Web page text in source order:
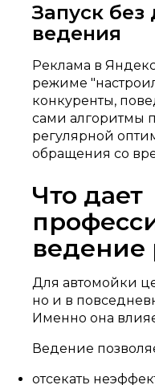
Запуск
ведения
Реклама в
режиме
конкуренты,
сами алгоритмы
регулярной
обращения со
Что дает
Для автомойки
но и в
Именно она
Ведение
отсекать